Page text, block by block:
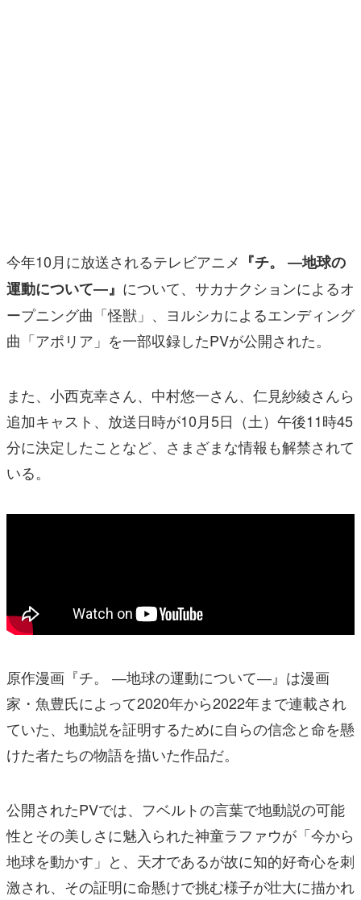
アプリレビュー
その他
電ファミニコゲーマーとは？
今年10月に放送されるテレビアニメ 『チ。 ―地球の
運動について―』 について、サカナクションによるオ
ープニング曲「怪獣」、ヨルシカによるエンディング
曲「アポリア」を一部収録したPVが公開された。
また、小西克幸さん、中村悠一さん、仁見紗綾さんら
追加キャスト、放送日時が10月5日（土）午後11時45
分に決定したことなど、さまざまな情報も解禁されて
いる。
原作漫画『チ。 ―地球の運動について―』は漫画
家・魚豊氏によって2020年から2022年まで連載され
ていた、地動説を証明するために自らの信念と命を懸
けた者たちの物語を描いた作品だ。
公開されたPVでは、フベルトの言葉で地動説の可能
性とその美しさに魅入られた神童ラファウが「今から
地球を動かす」と、天才であるが故に知的好奇心を刺
激され、その証明に命懸けで挑む様子が壮大に描かれ